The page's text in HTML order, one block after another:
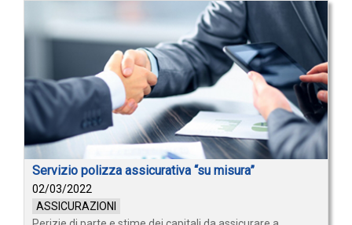
Servizio polizza assicurativa “su misura”
02/03/2022
ASSICURAZIONI